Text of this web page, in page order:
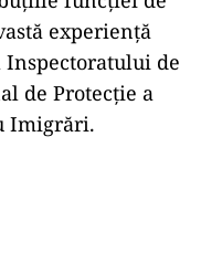
experiență
de
de Protecție a
Imigrări.